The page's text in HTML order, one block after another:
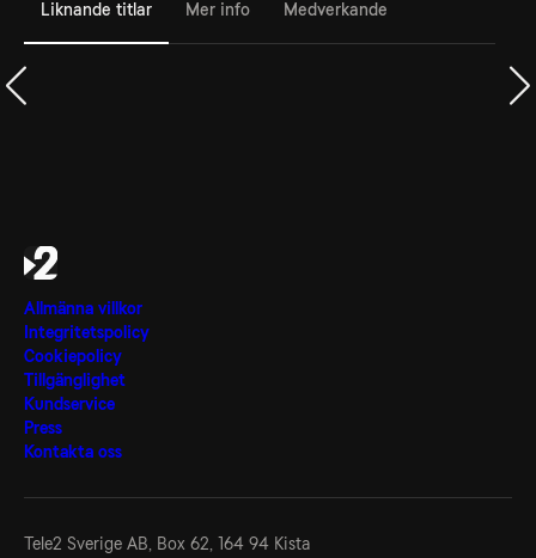
Liknande titlar Mer info Medverkande
Allmänna villkor
Integritetspolicy
Cookiepolicy
Tillgänglighet
Kundservice
Press
Kontakta oss
Tele2 Sverige AB, Box 62, 164 94 Kista